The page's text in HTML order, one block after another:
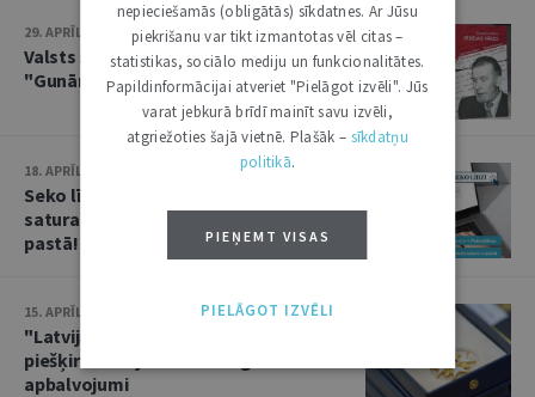
29. APRĪLIS • 14:04
Valsts svētku noskaņā – grāmata
"Gunārs Astra. Pēdējais Vārds"
18. APRĪLIS • 09:23
Seko līdzi "Latvijas Vēstneša"
saturam par Tavu pašvaldību e-
pastā!
15. APRĪLIS • 13:10
"Latvijas Vēstnesī": 29 personām
piešķirti Latvijas valsts augstākie
apbalvojumi
nepieciešamās (obligātās) sīkdatnes. Ar Jūsu
piekrišanu var tikt izmantotas vēl citas –
statistikas, sociālo mediju un funkcionalitātes.
Papildinformācijai atveriet "Pielāgot izvēli". Jūs
varat jebkurā brīdī mainīt savu izvēli,
atgriežoties šajā vietnē. Plašāk – sīkdatņu
politikā.
PIEŅEMT VISAS
PIELĀGOT IZVĒLI